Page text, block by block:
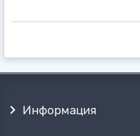
Информация